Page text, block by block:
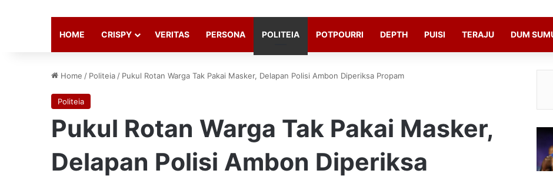
HOME CRISPY VERITAS PERSONA POLITEIA POTPOURRI DEPTH PUISI TERAJU DUM
Home / Politeia / Pukul Rotan Warga Tak Pakai Masker, Delapan Polisi Ambon Diperiksa Propam
Politeia
Pukul Rotan Warga Tak Pakai Masker,
Delapan Polisi Ambon Diperiksa